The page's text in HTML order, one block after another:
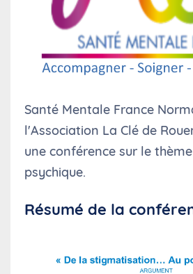
Santé Mentale France
l'Association La Clé de
une conférence sur le
psychique.
Résumé de la